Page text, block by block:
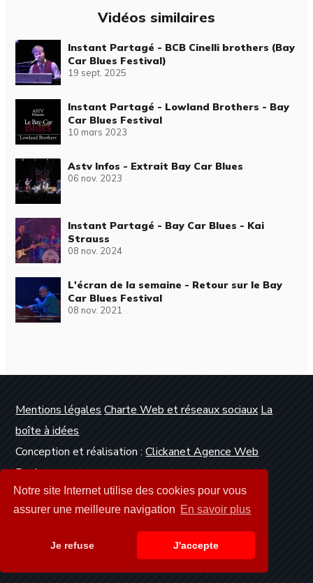
Notre site Internet utilise des cookies pour vous
assurer une meilleure navigation En savoir plus
Je refuse J'accepte
Vidéos similaires
Instant Partagé - BCB Cinelli brothers (Bay
Car Blues Festival)
19 sept. 2025
Instant Partagé - Lowland Brothers - Bay
Car Blues Festival
10 mars 2023
Astv Infos - Extrait Bay Car Blues
06 nov. 2023
Instant Partagé - Bay Car Blues - Kai
Strauss
08 nov. 2024
L'écran de la semaine - Retour sur le Bay
Car Blues Festival
08 nov. 2021
Mentions légales Charte Web et réseaux sociaux La
boîte à idées
Conception et réalisation :Clickanet Agence Web
Dunkerque